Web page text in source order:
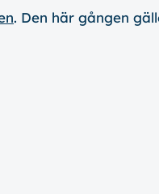
. Den här gången